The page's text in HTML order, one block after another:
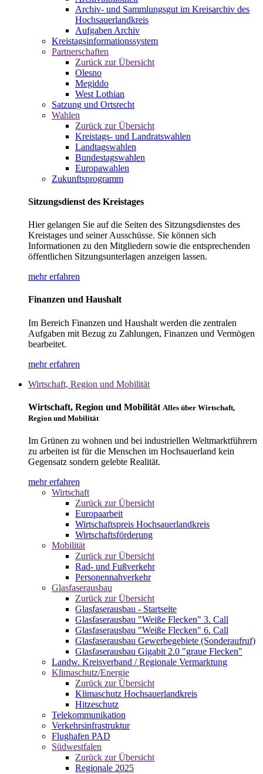
Archiv- und Sammlungsgut im Kreisarchiv des
Hochsauerlandkreis
Aufgaben Archiv
Kreistagsinformationssystem
Partnerschaften
Zurück zur Übersicht
Olesno
Megiddo
West Lothian
Satzung und Ortsrecht
Wahlen
Zurück zur Übersicht
Kreistags- und Landratswahlen
Landtagswahlen
Bundestagswahlen
Europawahlen
Zukunftsprogramm
Sitzungsdienst des Kreistages
Hier gelangen Sie auf die Seiten des Sitzungsdienstes des
Kreistages und seiner Ausschüsse. Sie können sich
Informationen zu den Mitgliedern sowie die entsprechenden
öffentlichen Sitzungsunterlagen anzeigen lassen.
mehr erfahren
Finanzen und Haushalt
Im Bereich Finanzen und Haushalt werden die zentralen
Aufgaben mit Bezug zu Zahlungen, Finanzen und Vermögen
bearbeitet.
mehr erfahren
Wirtschaft, Region und Mobilität
Wirtschaft, Region und Mobilität Alles über Wirtschaft,
Region und Mobilität
Im Grünen zu wohnen und bei industriellen Weltmarktführern
zu arbeiten ist für die Menschen im Hochsauerland kein
Gegensatz sondern gelebte Realität.
mehr erfahren
Wirtschaft
Zurück zur Übersicht
Europaarbeit
Wirtschaftspreis Hochsauerlandkreis
Wirtschaftsförderung
Mobilität
Zurück zur Übersicht
Rad- und Fußverkehr
Personennahverkehr
Glasfaserausbau
Zurück zur Übersicht
Glasfaserausbau - Startseite
Glasfaserausbau "Weiße Flecken" 3. Call
Glasfaserausbau "Weiße Flecken" 6. Call
Glasfaserausbau Gewerbegebiete (Sonderaufruf)
Glasfaserausbau Gigabit 2.0 "graue Flecken"
Landw. Kreisverband / Regionale Vermarktung
Klimaschutz/Energie
Zurück zur Übersicht
Klimaschutz Hochsauerlandkreis
Hitzeschutz
Telekommunikation
Verkehrsinfrastruktur
Flughafen PAD
Südwestfalen
Zurück zur Übersicht
Regionale 2025